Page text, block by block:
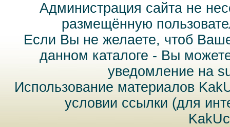
Администрация сайта не
размещённую
Если Вы не желаете, чтоб
данном каталоге - Вы
уведомление на
Использование материалов
условии ссылки (для